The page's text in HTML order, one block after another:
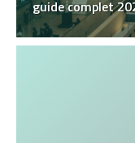
guide complet